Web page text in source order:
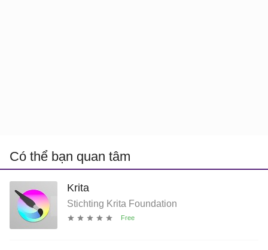
Có thể bạn quan tâm
Krita
Stichting Krita Foundation